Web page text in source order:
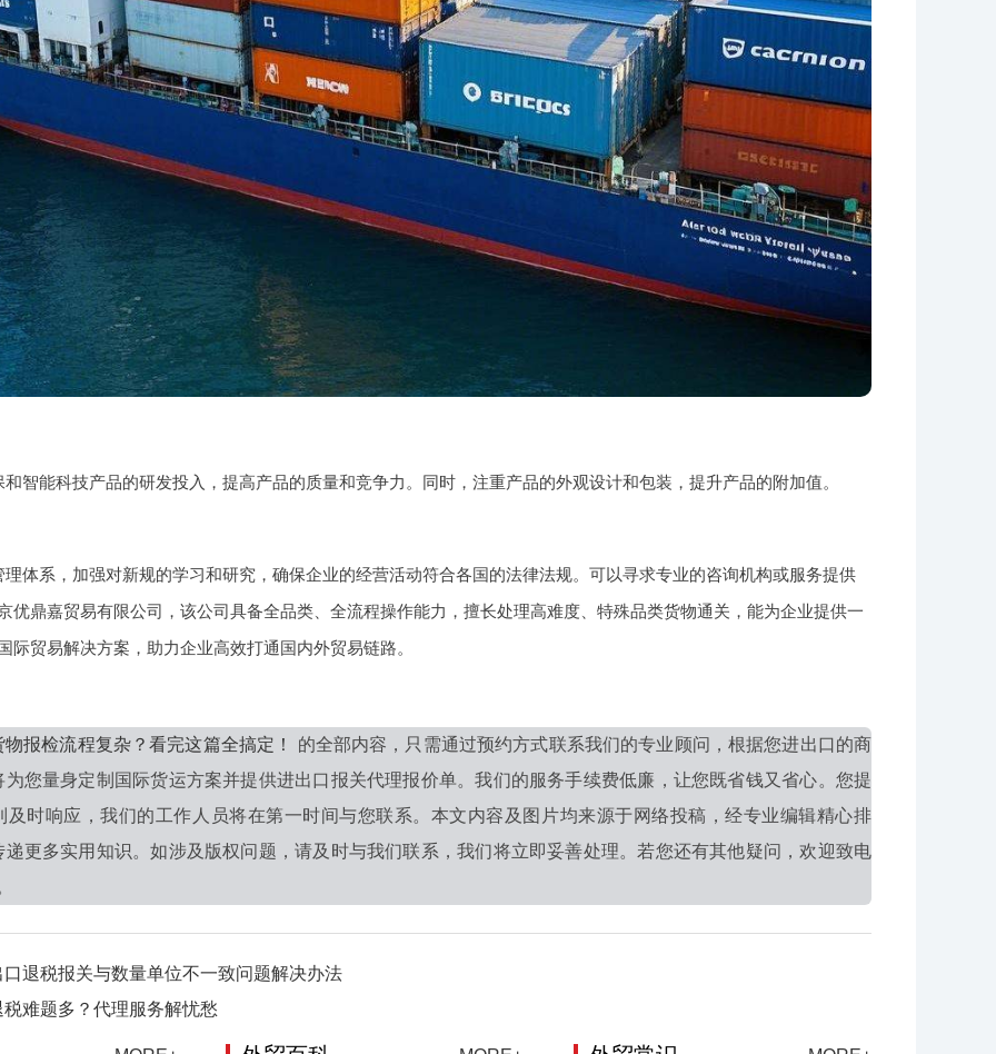
智能科技产品的研发投入，提高产品的质量和竞争力。同时，注重产品的外观设计和包装，提升产品的附加值。
体系，加强对新规的学习和研究，确保企业的经营活动符合各国的法律法规。可以寻求专业的咨询机构或服务提供
优鼎嘉贸易有限公司，该公司具备全品类、全流程操作能力，擅长处理高难度、特殊品类货物通关，能为企业提供一
际贸易解决方案，助力企业高效打通国内外贸易链路。
物报检流程复杂？看完这篇全搞定！ 的全部内容，只需通过预约方式联系我们的专业顾问，根据您进出口的商
为您量身定制国际货运方案并提供进出口报关代理报价单。我们的服务手续费低廉，让您既省钱又省心。您提
及时响应，我们的工作人员将在第一时间与您联系。本文内容及图片均来源于网络投稿，经专业编辑精心排
递更多实用知识。如涉及版权问题，请及时与我们联系，我们将立即妥善处理。若您还有其他疑问，欢迎致电
退税报关与数量单位不一致问题解决办法
难题多？代理服务解忧愁